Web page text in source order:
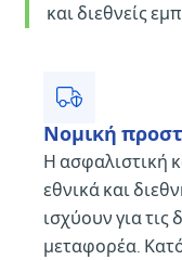
και διεθνείς
Νομική
Η ασφαλιστική
εθνικά και
ισχύουν για τις
μεταφορέα.